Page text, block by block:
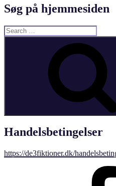
Søg på hjemmesiden
Search
for:
Handelsbetingelser
https://de3fiktioner.dk/